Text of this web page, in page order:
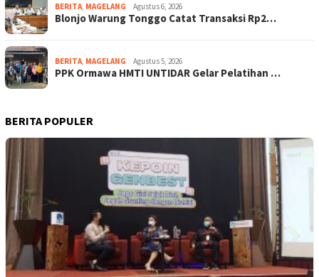
BERITA, MAGELANG Agustus 6, 2026
Blonjo Warung Tonggo Catat Transaksi Rp2…
BERITA, MAGELANG Agustus 5, 2026
PPK Ormawa HMTI UNTIDAR Gelar Pelatihan …
BERITA POPULER